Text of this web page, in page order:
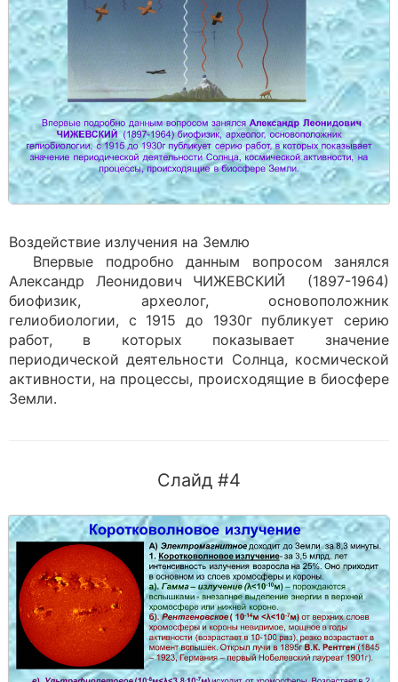
Воздействие излучения на Землю
Впервые подробно данным вопросом занялся
Александр Леонидович ЧИЖЕВСКИЙ (1897-1964)
биофизик, археолог, основоположник
гелиобиологии, с 1915 до 1930г публикует серию
работ, в которых показывает значение
периодической деятельности Солнца, космической
активности, на процессы, происходящие в биосфере
Земли.
Слайд #4